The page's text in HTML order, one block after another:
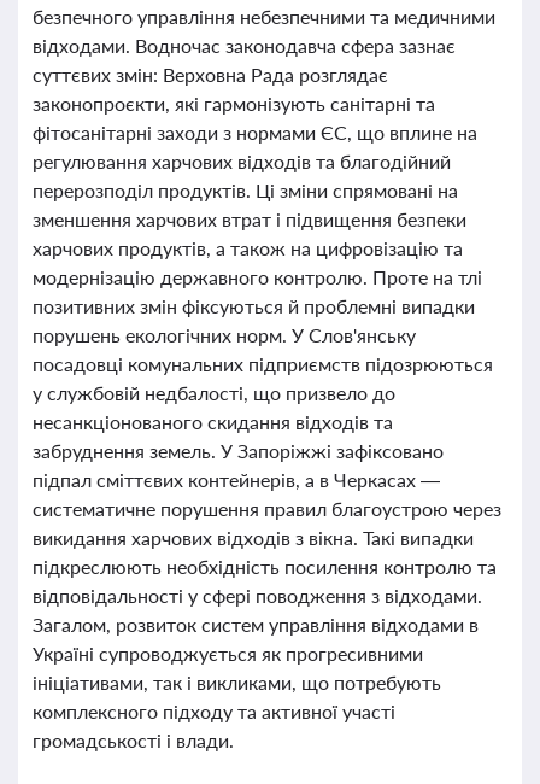
безпечного управління небезпечними та медичними
відходами. Водночас законодавча сфера зазнає
суттєвих змін: Верховна Рада розглядає
законопроєкти, які гармонізують санітарні та
фітосанітарні заходи з нормами ЄС, що вплине на
регулювання харчових відходів та благодійний
перерозподіл продуктів. Ці зміни спрямовані на
зменшення харчових втрат і підвищення безпеки
харчових продуктів, а також на цифровізацію та
модернізацію державного контролю. Проте на тлі
позитивних змін фіксуються й проблемні випадки
порушень екологічних норм. У Слов'янську
посадовці комунальних підприємств підозрюються
у службовій недбалості, що призвело до
несанкціонованого скидання відходів та
забруднення земель. У Запоріжжі зафіксовано
підпал сміттєвих контейнерів, а в Черкасах —
систематичне порушення правил благоустрою через
викидання харчових відходів з вікна. Такі випадки
підкреслюють необхідність посилення контролю та
відповідальності у сфері поводження з відходами.
Загалом, розвиток систем управління відходами в
Україні супроводжується як прогресивними
ініціативами, так і викликами, що потребують
комплексного підходу та активної участі
громадськості і влади.